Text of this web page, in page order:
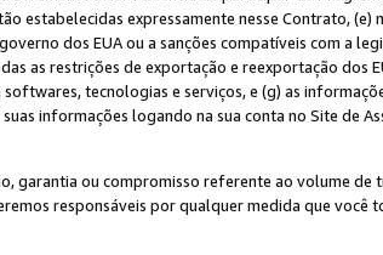
estabelecidas expressamente nesse Contrato,
dos EUA ou a sanções compatíveis com a
as restrições de exportação e reexportação dos
softwares, tecnologias e serviços, e (g) as
informações logando na sua conta no Site de
garantia ou compromisso referente ao volume
responsáveis por qualquer medida que você